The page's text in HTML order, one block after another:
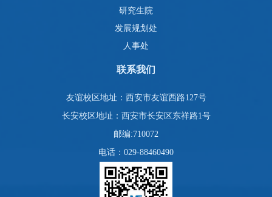
研究生院
发展规划处
人事处
联系我们
友谊校区地址：西安市友谊西路127号
长安校区地址：西安市长安区东祥路1号
邮编:710072
电话：029-88460490